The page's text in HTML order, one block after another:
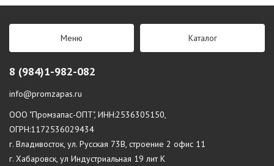
Меню Каталог
8 (984)1-982-082
info@promzapas.ru
ООО "Промзапас-ОПТ", ИНН:2536305150,
ОГРН:1172536029434
г. Владивосток, ул. Русская 73В, строение 2 офис 11
г. Хабаровск, ул Индустриальная 19 лит К